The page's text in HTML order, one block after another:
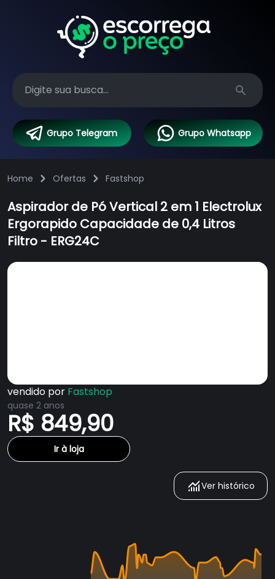
Search
Grupo Telegram Grupo Whatsapp
Home Ofertas Fastshop
Aspirador de Pó Vertical 2 em 1 Electrolux
Ergorapido Capacidade de 0,4 Litros
Filtro - ERG24C
vendido por Fastshop
quase 2 anos
R$ 849,90
Ir à loja
Ver histórico